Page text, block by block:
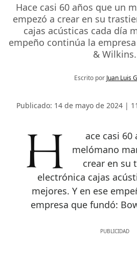
Hace casi 60 años que un
empezó a crear en su
cajas acústicas cada día
empeño continúa la
& Wilkins.
Escrito por Juan Luis
Publicado: 14 de mayo de 2024 |
Hace casi 60 años que un
melómano
crear en su
electrónica cajas
mejores. Y en ese
empresa que fundó: